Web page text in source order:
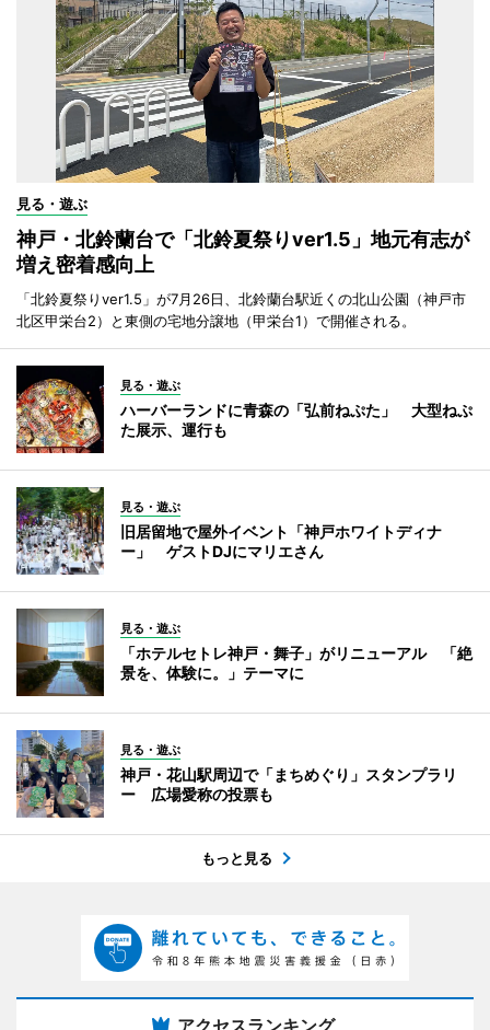
見る・遊ぶ
神戸・北鈴蘭台で「北鈴夏祭りver1.5」地元有志が
増え密着感向上
「北鈴夏祭りver1.5」が7月26日、北鈴蘭台駅近くの北山公園（神戸市
北区甲栄台2）と東側の宅地分譲地（甲栄台1）で開催される。
見る・遊ぶ
ハーバーランドに青森の「弘前ねぷた」 大型ねぷ
た展示、運行も
見る・遊ぶ
旧居留地で屋外イベント「神戸ホワイトディナ
ー」 ゲストDJにマリエさん
見る・遊ぶ
「ホテルセトレ神戸・舞子」がリニューアル 「絶
景を、体験に。」テーマに
見る・遊ぶ
神戸・花山駅周辺で「まちめぐり」スタンプラリ
ー 広場愛称の投票も
もっと見る
アクセスランキング